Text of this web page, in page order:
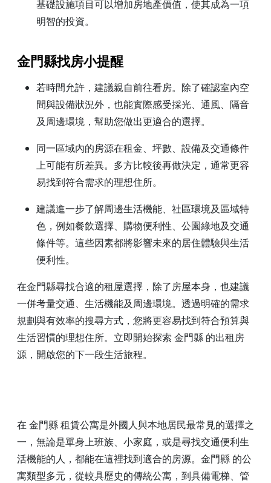
基礎設施項目可以增加房地產價值，使其成為一項
明智的投資。
金門縣找房小提醒
若時間允許，建議親自前往看房。除了確認室內空
間與設備狀況外，也能實際感受採光、通風、隔音
及周邊環境，幫助您做出更適合的選擇。
同一區域內的房源在租金、坪數、設備及交通條件
上可能有所差異。多方比較後再做決定，通常更容
易找到符合需求的理想住所。
建議進一步了解周邊生活機能、社區環境及區域特
色，例如餐飲選擇、購物便利性、公園綠地及交通
條件等。這些因素都將影響未來的居住體驗與生活
便利性。
在金門縣尋找合適的租屋選擇，除了房屋本身，也建議
一併考量交通、生活機能及周邊環境。透過明確的需求
規劃與有效率的搜尋方式，您將更容易找到符合預算與
生活習慣的理想住所。立即開始探索 金門縣 的出租房
源，開啟您的下一段生活旅程。
在 金門縣 租賃公寓是外國人與本地居民最常見的選擇之
一，無論是單身上班族、小家庭，或是尋找交通便利生
活機能的人，都能在這裡找到適合的房源。金門縣 的公
寓類型多元，從較具歷史的傳統公寓，到具備電梯、管